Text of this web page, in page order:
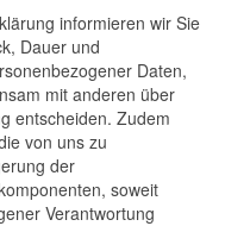
informieren wir Sie
Dauer und
Daten,
mit anderen über
entscheiden. Zudem
von uns zu
der
soweit
Verantwortung